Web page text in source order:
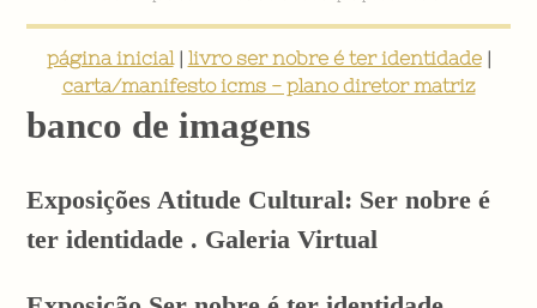
página inicial| livro ser nobre é ter identidade|
carta/manifesto icms - plano diretor matriz
banco de imagens
Exposições Atitude Cultural: Ser nobre é
ter identidade . Galeria Virtual